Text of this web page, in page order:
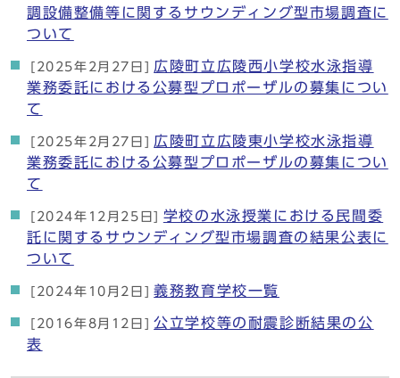
調設備整備等に関するサウンディング型市場調査に
ついて
[2025年2月27日]
広陵町立広陵西小学校水泳指導
業務委託における公募型プロポーザルの募集につい
て
[2025年2月27日]
広陵町立広陵東小学校水泳指導
業務委託における公募型プロポーザルの募集につい
て
[2024年12月25日]
学校の水泳授業における民間委
託に関するサウンディング型市場調査の結果公表に
ついて
[2024年10月2日] 義務教育学校一覧
[2016年8月12日]
公立学校等の耐震診断結果の公
表